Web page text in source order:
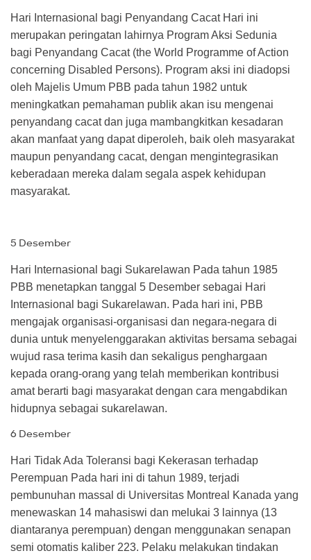
Hari Internasional bagi Penyandang Cacat Hari ini
merupakan peringatan lahirnya Program Aksi Sedunia
bagi Penyandang Cacat (the World Programme of Action
concerning Disabled Persons). Program aksi ini diadopsi
oleh Majelis Umum PBB pada tahun 1982 untuk
meningkatkan pemahaman publik akan isu mengenai
penyandang cacat dan juga mambangkitkan kesadaran
akan manfaat yang dapat diperoleh, baik oleh masyarakat
maupun penyandang cacat, dengan mengintegrasikan
keberadaan mereka dalam segala aspek kehidupan
masyarakat.
5 Desember
Hari Internasional bagi Sukarelawan Pada tahun 1985
PBB menetapkan tanggal 5 Desember sebagai Hari
Internasional bagi Sukarelawan. Pada hari ini, PBB
mengajak organisasi-organisasi dan negara-negara di
dunia untuk menyelenggarakan aktivitas bersama sebagai
wujud rasa terima kasih dan sekaligus penghargaan
kepada orang-orang yang telah memberikan kontribusi
amat berarti bagi masyarakat dengan cara mengabdikan
hidupnya sebagai sukarelawan.
6 Desember
Hari Tidak Ada Toleransi bagi Kekerasan terhadap
Perempuan Pada hari ini di tahun 1989, terjadi
pembunuhan massal di Universitas Montreal Kanada yang
menewaskan 14 mahasiswi dan melukai 3 lainnya (13
diantaranya perempuan) dengan menggunakan senapan
semi otomatis kaliber 223. Pelaku melakukan tindakan